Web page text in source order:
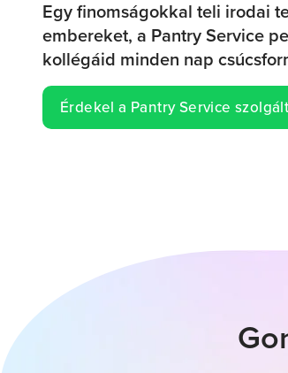
Egy finomságokkal teli irodai
embereket, a Pantry Service
kollégáid minden nap
Érdekel a Pantry Service